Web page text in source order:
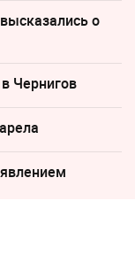
о
Чернигов